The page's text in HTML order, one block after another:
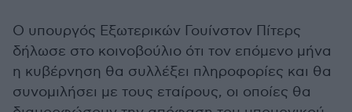
Ο υπουργός Εξωτερικών Γουίνστον Πίτερς
δήλωσε στο κοινοβούλιο ότι τον επόμενο μήνα
η κυβέρνηση θα συλλέξει πληροφορίες και θα
συνομιλήσει με τους εταίρους, οι οποίες θα